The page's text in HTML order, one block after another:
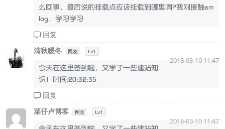
么回事，最后说的挂载点应该挂载到哪里啊？我刚接触em
log，学习学习
回复
清秋暖冬
网友 Lv1
2018-03-10 11:47
今天在这里签到啦，又学了一些建站知
识！时间：20:32:35
回复
菜仔卢博客
网友 Lv1
2018-03-10 11:47